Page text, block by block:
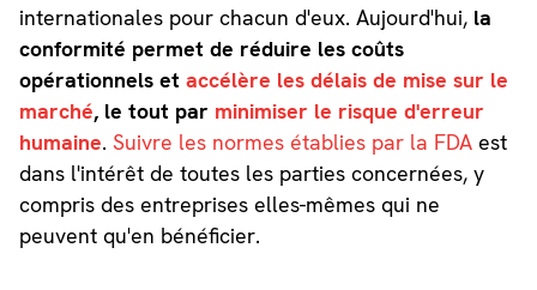
internationales pour chacun d'eux. Aujourd'hui,la
conformité permet de réduire les coûts
opérationnels et accélère les délais de mise sur le
marché, le tout par minimiser le risque d'erreur
humaine. Suivre les normes établies par la FDAest
dans l'intérêt de toutes les parties concernées, y
compris des entreprises elles-mêmes qui ne
peuvent qu'en bénéficier.